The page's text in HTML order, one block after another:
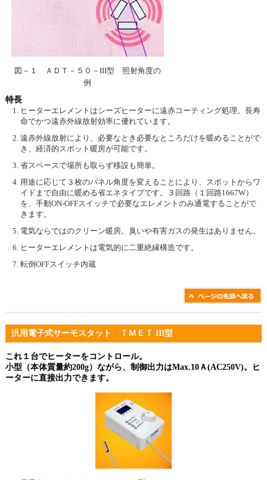
図－１ ＡＤＴ－５０－III型 照射角度の
例
特長
ヒーターエレメントはシーズヒーターに遠赤コーティング処理。長寿
命でかつ遠赤外線放射効率に優れています。
遠赤外線放射により、必要なとき必要なところだけを暖めることがで
き、経済的スポット暖房が可能です。
省スペースで場所も取らず移設も簡単。
用途に応じて３枚のパネル角度を変えることにより、スポットからワ
イドまで自由に暖める省エネタイプです。３回路（１回路1667W）
を、手動ON-OFFスイッチで必要なエレメントのみ通電することがで
きます。
電気ならではのクリーン暖房。臭いや有害ガスの発生はありません。
ヒーターエレメントは電気的に二重絶縁構造です。
転倒OFFスイッチ内蔵
汎用電子式サーモスタット ＴＭＥＴ III型
これ１台でヒーターをコントロール。
小型（本体質量約200g）ながら、制御出力はMax.10Ａ(AC250V)。ヒ
ーターに直接出力できます。